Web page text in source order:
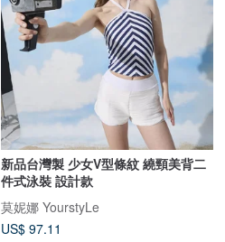
新品台灣製 少女V型條紋 繞頸美背二
件式泳裝 設計款
莫妮娜 YourstyLe
US$ 97.11